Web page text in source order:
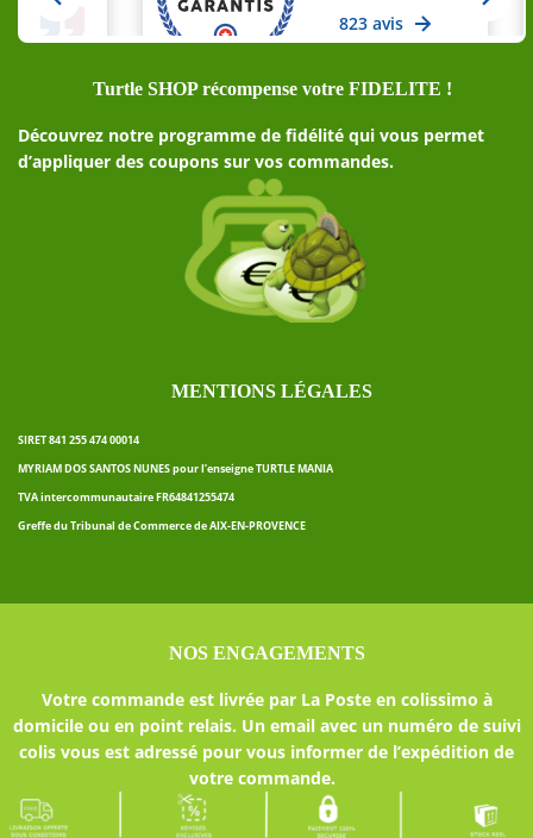
Turtle SHOP récompense votre FIDELITE !
Découvrez notre programme de fidélité qui vous permet
d’appliquer des coupons sur vos commandes.
MENTIONS LÉGALES
SIRET 841 255 474 00014
MYRIAM DOS SANTOS NUNES pour l’enseigne TURTLE MANIA
TVA intercommunautaire FR64841255474
Greffe du Tribunal de Commerce de AIX-EN-PROVENCE
NOS ENGAGEMENTS
Votre commande est livrée par La Poste en colissimo à
domicile ou en point relais. Un email avec un numéro de suivi
colis vous est adressé pour vous informer de l’expédition de
votre commande.